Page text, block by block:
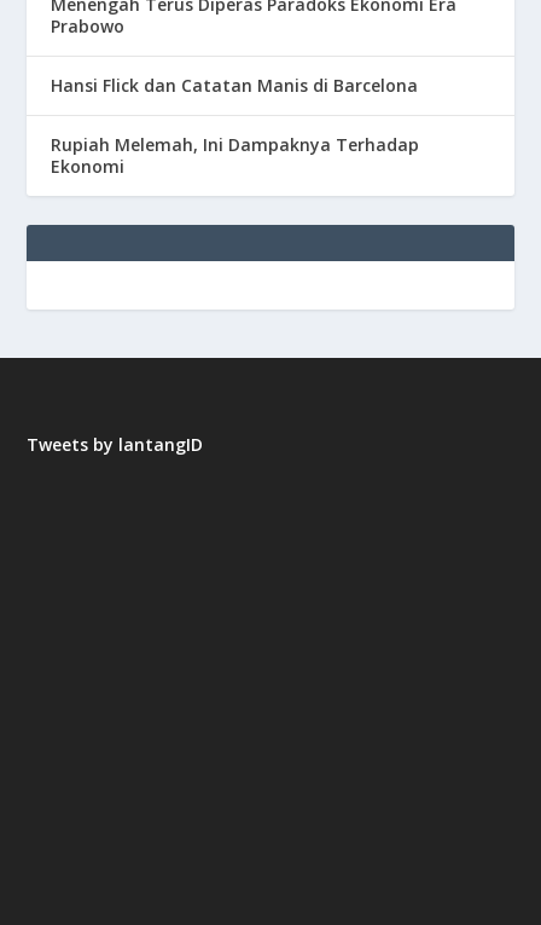
Prabowo
Hansi Flick dan Catatan Manis di Barcelona
Rupiah Melemah, Ini Dampaknya Terhadap
Ekonomi
Tweets by lantangID